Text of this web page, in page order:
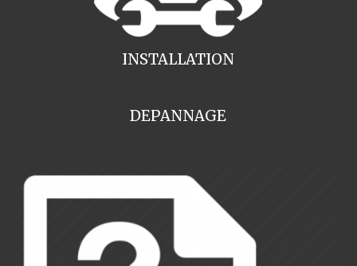
INSTALLATION
DEPANNAGE